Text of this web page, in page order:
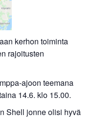
kerhon toiminta
rajoitusten
ajoon teemana
14.6. klo 15.00.
Shell jonne olisi hyvä